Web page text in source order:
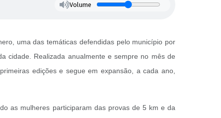
Volume
uma das temáticas defendidas pelo município por
cidade. Realizada anualmente e sempre no mês de
edições e segue em expansão, a cada ano,
as mulheres participaram das provas de 5 km e da